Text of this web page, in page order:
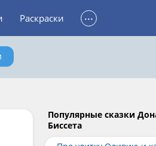
Раскраски ...
Популярные сказки
Биссета